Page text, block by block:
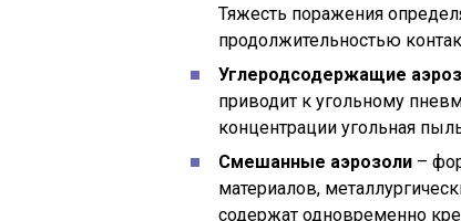
Тяжесть поражения
продолжительностью
Углеродсодержащие
приводит к угольному
концентрации угольная
Смешанные аэрозоли –
материалов,
содержат одновременно